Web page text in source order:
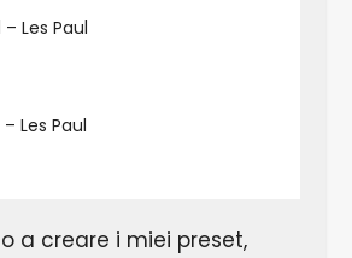
Les Paul
Les Paul
a creare i miei preset,